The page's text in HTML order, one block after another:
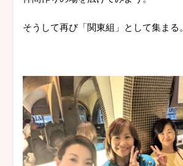
そうして再び「関東組」として集まる。